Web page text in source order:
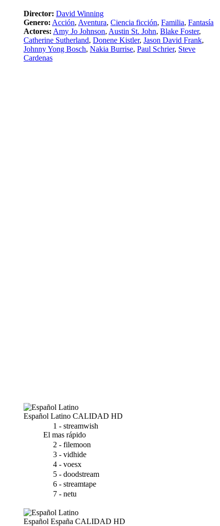
Director: David Winning
Genero: Acción, Aventura, Ciencia ficción, Familia, Fantasía
Actores: Amy Jo Johnson, Austin St. John, Blake Foster,
Catherine Sutherland, Donene Kistler, Jason David Frank,
Johnny Yong Bosch, Nakia Burrise, Paul Schrier, Steve
Cardenas
Español Latino CALIDAD HD
1 - streamwish
El mas rápido
2 - filemoon
3 - vidhide
4 - voesx
5 - doodstream
6 - streamtape
7 - netu
Español España CALIDAD HD